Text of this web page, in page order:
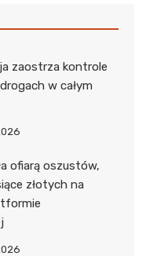
zaostrza kontrole
w całym
ofiarą oszustów,
złotych na